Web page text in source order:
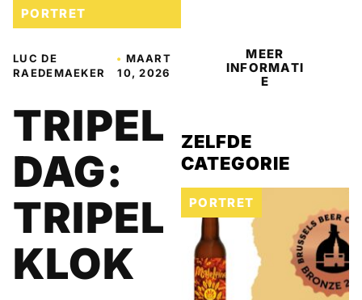
PORTRET
LUC DE
RAEDEMAEKER
• MAART
10, 2026
TRIPEL
DAG:
TRIPEL
KLOK
MEER
INFORMATI
E
ZELFDE
CATEGORIE
PORTRET